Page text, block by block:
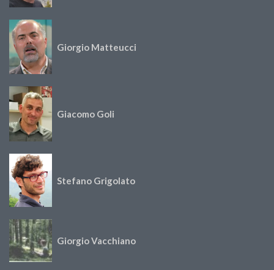
Giorgio Matteucci
Giacomo Goli
Stefano Grigolato
Giorgio Vacchiano